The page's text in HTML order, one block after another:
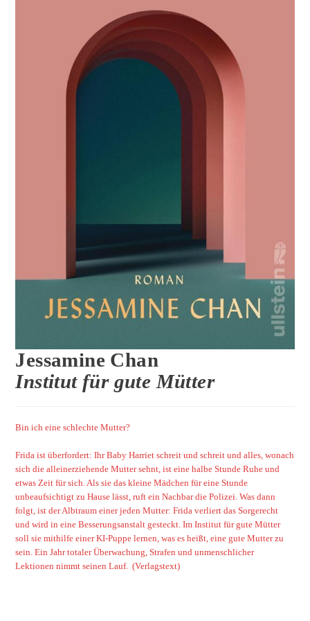
Jessamine Chan
Institut für gute Mütter
Bin ich eine schlechte Mutter?
Frida ist überfordert: Ihr Baby Harriet schreit und schreit und alles, wonach
sich die alleinerziehende Mutter sehnt, ist eine halbe Stunde Ruhe und
etwas Zeit für sich. Als sie das kleine Mädchen für eine Stunde
unbeaufsichtigt zu Hause lässt, ruft ein Nachbar die Polizei. Was dann
folgt, ist der Albtraum einer jeden Mutter: Frida verliert das Sorgerecht
und wird in eine Besserungsanstalt gesteckt. Im Institut für gute Mütter
soll sie mithilfe einer KI-Puppe lernen, was es heißt, eine gute Mutter zu
sein. Ein Jahr totaler Überwachung, Strafen und unmenschlicher
Lektionen nimmt seinen Lauf. (Verlagstext)